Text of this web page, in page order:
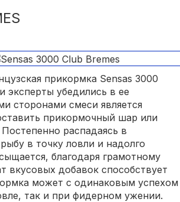
прикормка Sensas 3000
убедились в ее
сторонами смеси является
прикормочный шар или
распадаясь в
в точку ловли и надолго
благодаря грамотному
вкусовых добавок способствует
может с одинаковым успехом
так и при фидерном ужении.